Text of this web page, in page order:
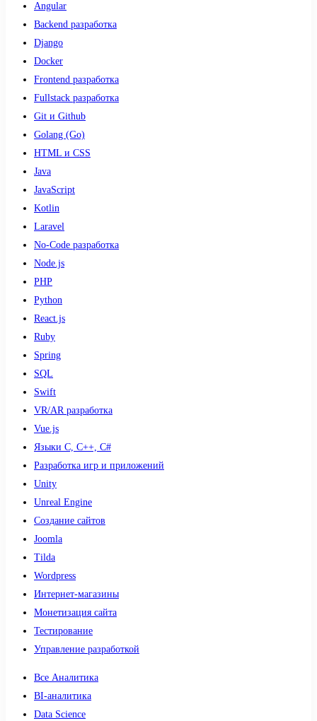
Angular
Backend разработка
Django
Docker
Frontend разработка
Fullstack разработка
Git и Github
Golang (Go)
HTML и CSS
Java
JavaScript
Kotlin
Laravel
No-Code разработка
Node.js
PHP
Python
React.js
Ruby
Spring
SQL
Swift
VR/AR разработка
Vue.js
Языки С, С++, С#
Разработка игр и приложений
Unity
Unreal Engine
Создание сайтов
Joomla
Tilda
Wordpress
Интернет-магазины
Монетизация сайта
Тестирование
Управление разработкой
Все Аналитика
BI-аналитика
Data Science